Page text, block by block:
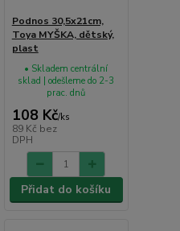
Podnos 30,5x21cm,
Toya MYŠKA, dětský,
plast
108 Kč/ks
89 Kč bez
DPH
• Skladem centrální
sklad | odešleme do 2-3
prac. dnů
Přidat do košíku